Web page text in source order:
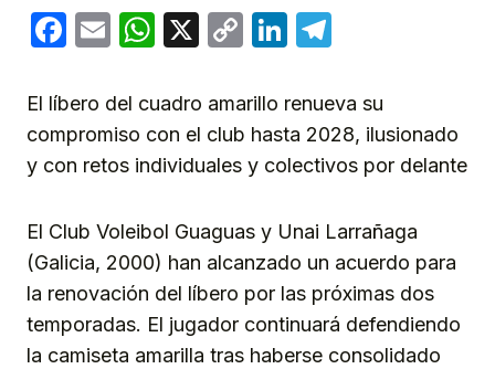
Facebook
EmailWhatsApp
X
CopyLinkedIn
El líbero del cuadro amarillo renueva su
compromiso con el club hasta 2028, ilusionado
y con retos individuales y colectivos por delante
El Club Voleibol Guaguas y Unai Larrañaga
(Galicia, 2000) han alcanzado un acuerdo para
la renovación del líbero por las próximas dos
temporadas. El jugador continuará defendiendo
la camiseta amarilla tras haberse consolidado